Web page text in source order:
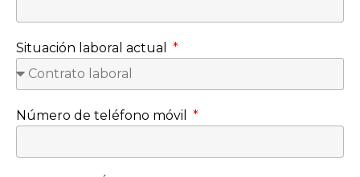
Situación laboral actual
Número de teléfono móvil